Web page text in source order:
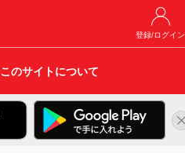
登録/ログイン
このサイトについて